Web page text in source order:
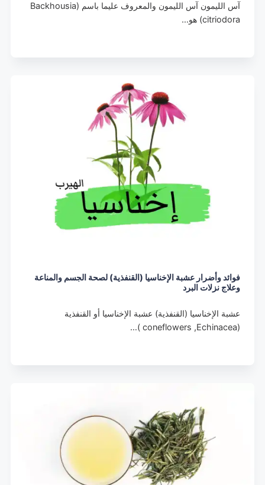
آس الليمون آس الليمون والمعروف عليما باسم (Backhousia
citriodora) هو…
فوائد وأضرار عشبة الإخناسيا (القنفذية) لصحة الجسم والمناعة
وعلاج نزلات البرد
عشبة الإخناسيا (القنفذية) عشبة الإخناسيا أو القنفذية
(coneflowers ,Echinacea )…